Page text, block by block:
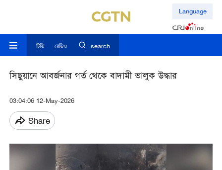
Language
টিভি রেডিও search
সিছুয়ানে আবর্জনার গর্ত থেকে বাদামী ভালুক উদ্ধার
03:04:06 12-May-2026
Share